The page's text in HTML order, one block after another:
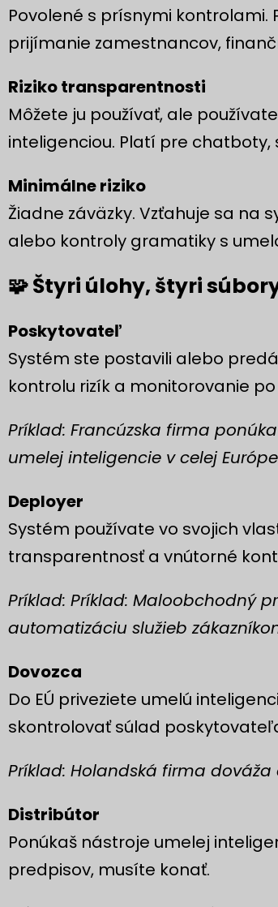
Povolené s prísnymi
prijímanie zamestnancov,
Riziko transparentnosti
Môžete ju používať, ale
inteligenciou. Platí pre
Minimálne riziko
Žiadne záväzky. Vzťahuje sa na
alebo kontroly gramatiky s
🧩 Štyri úlohy, štyri
Poskytovateľ
Systém ste postavili alebo
kontrolu rizík a monitorovanie
Príklad: Francúzska firma
umelej inteligencie v celej
Deployer
Systém používate vo svojich
transparentnosť a vnútorné
Príklad: Príklad: Maloobchodný
automatizáciu služieb
Dovozca
Do EÚ priveziete umelú
skontrolovať súlad
Príklad: Holandská firma
Distribútor
Ponúkaš nástroje umelej
predpisov, musíte konať.